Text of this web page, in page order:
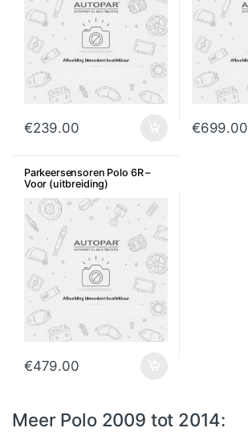
€239.00 €699.00
Parkeersensoren Polo 6R –
Voor (uitbreiding)
€479.00
Meer Polo 2009 tot 2014: